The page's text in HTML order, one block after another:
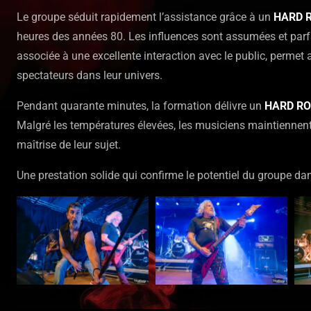
Le groupe séduit rapidement l’assistance grâce à un HARD
heures des années 80. Les influences sont assumées et
associée à une excellente interaction avec le public, permet
spectateurs dans leur univers.
Pendant quarante minutes, la formation délivre un HARD
Malgré les températures élevées, les musiciens
maîtrise de leur sujet.
Une prestation solide qui confirme le potentiel du groupe